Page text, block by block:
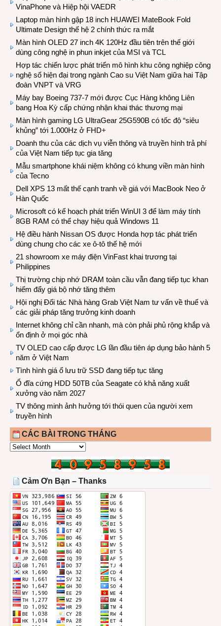
VinaPhone và Hiệp hội VAEDR
Laptop màn hình gập 18 inch HUAWEI MateBook Fold
Ultimate Design thế hệ 2 chính thức ra mắt
Màn hình OLED 27 inch 4K 120Hz đầu tiên trên thế giới
dùng công nghệ in phun inkjet của MSI và TCL
Hợp tác chiến lược phát triển mô hình khu công nghiệp công
nghệ số hiện đại trong ngành Cao su Việt Nam giữa hai Tập
đoàn VNPT và VRG
Máy bay Boeing 737-7 mới được Cục Hàng không Liên
bang Hoa Kỳ cấp chứng nhận khai thác thương mại
Màn hình gaming LG UltraGear 25G590B có tốc độ “siêu
khủng” tới 1.000Hz ở FHD+
Doanh thu của các dịch vụ viễn thông và truyền hình trả phí
của Việt Nam tiếp tục gia tăng
Mẫu smartphone khái niệm không có khung viền màn hình
của Tecno
Dell XPS 13 mất thế cạnh tranh về giá với MacBook Neo ở
Hàn Quốc
Microsoft có kế hoạch phát triển WinUI 3 để làm máy tính
8GB RAM có thể chạy hiệu quả Windows 11
Hệ điều hành Nissan OS được Honda hợp tác phát triển
dùng chung cho các xe ô-tô thế hệ mới
21 showroom xe máy điện VinFast khai trương tại
Philippines
Thị trường chip nhớ DRAM toàn cầu vẫn đang tiếp tục khan
hiếm đẩy giá bộ nhớ tăng thêm
Hội nghị Đối tác Nhà hàng Grab Việt Nam tư vấn về thuế và
các giải pháp tăng trưởng kinh doanh
Internet không chỉ cần nhanh, mà còn phải phủ rộng khắp và
ổn định ở mọi góc nhà
TV OLED cao cấp được LG lần đầu tiên áp dụng bảo hành 5
năm ở Việt Nam
Tình hình giá ổ lưu trữ SSD đang tiếp tục tăng
Ổ đĩa cứng HDD 50TB của Seagate có khả năng xuất
xưởng vào năm 2027
TV thông minh ảnh hưởng tới thói quen của người xem
truyền hình
CÁC BÀI TRONG THÁNG
CÁC
THÁNG
Cảm Ơn Bạn – Thanks